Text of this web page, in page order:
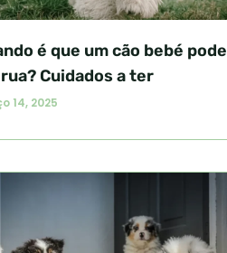
é que um cão bebé pode
Cuidados a ter
14, 2025